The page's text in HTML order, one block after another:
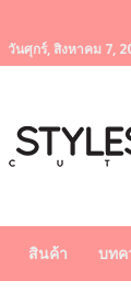
วันศุกร์, สิงหาคม 7,
สินค้า บทค